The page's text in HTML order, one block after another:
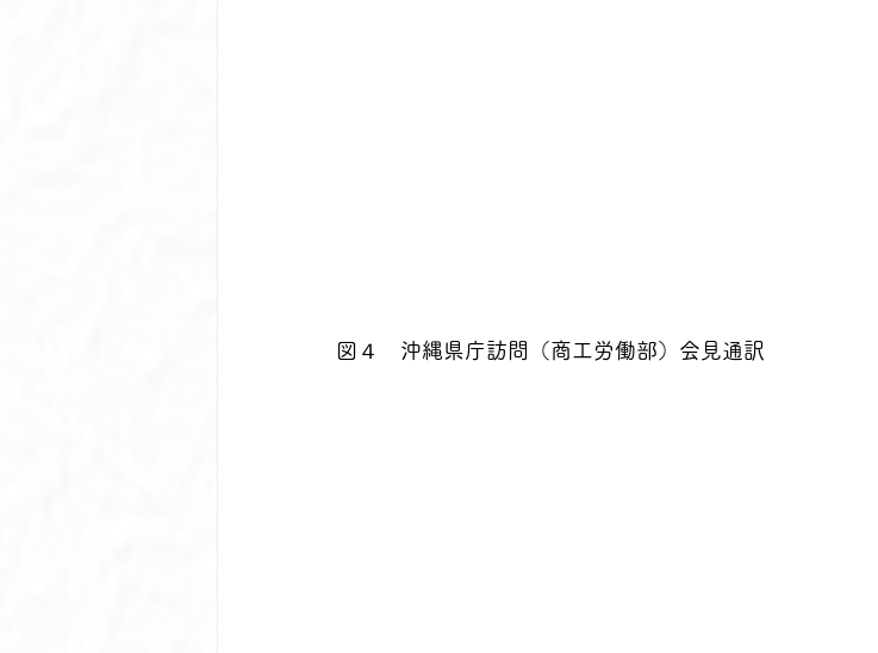
図４　沖縄県庁訪問（商工労働部）会見通訳